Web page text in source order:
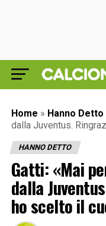
Home » Hanno Detto
dalla Juventus.
HANNO DETTO
Gatti: «Mai
dalla
ho scelto il